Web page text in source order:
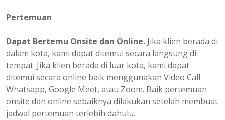
Pertemuan
Dapat Bertemu Onsite dan Online. Jika klien berada di
dalam kota, kami dapat ditemui secara langsung di
tempat. Jika klien berada di luar kota, kami dapat
ditemui secara online baik menggunakan Video Call
Whatsapp, Google Meet, atau Zoom. Baik pertemuan
onsite dan online sebaiknya dilakukan setelah membuat
jadwal pertemuan terlebih dahulu.